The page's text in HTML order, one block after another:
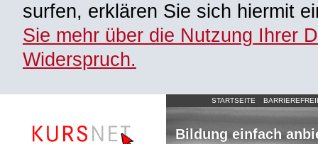
surfen, erklären Sie sich hiermit
Sie mehr über die Nutzung Ihrer
Widerspruch.
STARTSEITE
Bildung einfach